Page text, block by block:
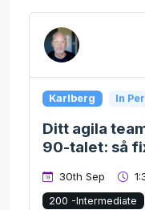
Karlberg In
Ditt agila
90-talet: så
30th Sep
200 -Intermediate